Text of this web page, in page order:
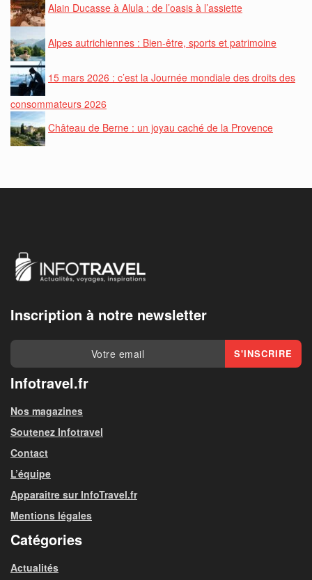
Alain Ducasse à Alula : de l’oasis à l’assiette
Alpes autrichiennes : Bien-être, sports et patrimoine
15 mars 2026 : c’est la Journée mondiale des droits des
consommateurs 2026
Château de Berne : un joyau caché de la Provence
Inscription à notre newsletter
Infotravel.fr
Nos magazines
Soutenez Infotravel
Contact
L’équipe
Apparaitre sur InfoTravel.fr
Mentions légales
Catégories
Actualités